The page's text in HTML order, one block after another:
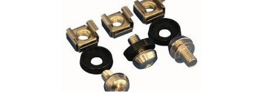
I – Tiroirs, plateaux, glissières pour
flightcases
J – Connectiques, courant, lumière flightcases
K- Trappe accès flightcases